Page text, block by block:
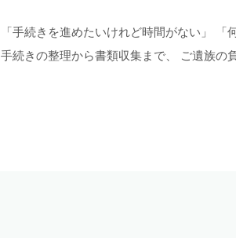
「手続きを進めたいけれど時間がない」
手続きの整理から書類収集まで、 ご遺族の